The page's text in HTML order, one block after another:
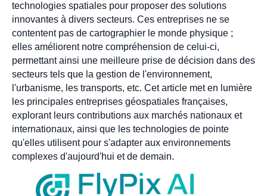
technologies spatiales pour proposer des solutions
innovantes à divers secteurs. Ces entreprises ne se
contentent pas de cartographier le monde physique ;
elles améliorent notre compréhension de celui-ci,
permettant ainsi une meilleure prise de décision dans des
secteurs tels que la gestion de l'environnement,
l'urbanisme, les transports, etc. Cet article met en lumière
les principales entreprises géospatiales françaises,
explorant leurs contributions aux marchés nationaux et
internationaux, ainsi que les technologies de pointe
qu'elles utilisent pour s'adapter aux environnements
complexes d'aujourd'hui et de demain.